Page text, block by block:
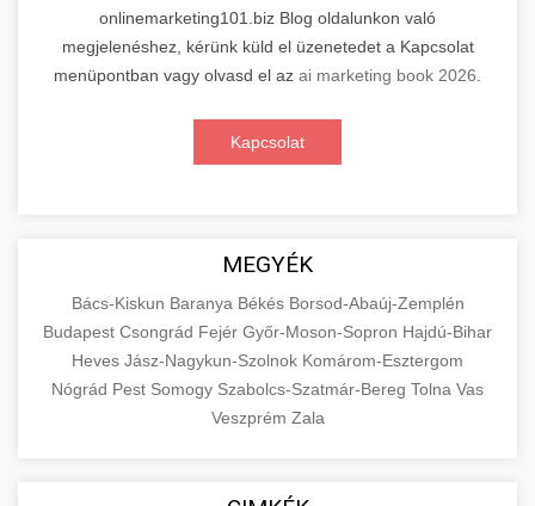
onlinemarketing101.biz Blog oldalunkon való
megjelenéshez, kérünk küld el üzenetedet a Kapcsolat
menüpontban vagy olvasd el az ai marketing book 2026
Kapcsolat
MEGYÉK
Bács-Kiskun Baranya Békés Borsod-Abaúj-Zemplén
Budapest Csongrád Fejér Győr-Moson-Sopron Hajdú-Bihar
Heves Jász-Nagykun-Szolnok Komárom-Esztergom
Nógrád Pest Somogy Szabolcs-Szatmár-Bereg Tolna Vas
Veszprém Zala